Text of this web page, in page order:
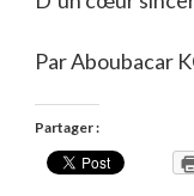
Par Aboubacar
Partager :